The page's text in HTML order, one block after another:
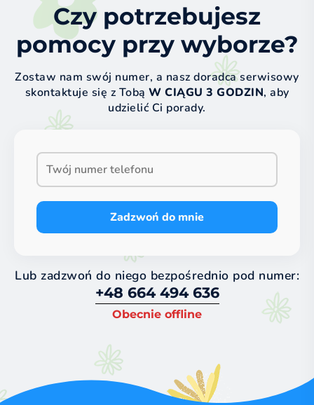
Czy potrzebujesz
pomocy przy wyborze?
Zostaw nam swój numer, a nasz doradca serwisowy
skontaktuje się z Tobą W CIĄGU 3 GODZIN, aby
udzielić Ci porady.
Zadzwoń do mnie
Lub zadzwoń do niego bezpośrednio pod numer:
+48 664 494 636
Obecnie offline